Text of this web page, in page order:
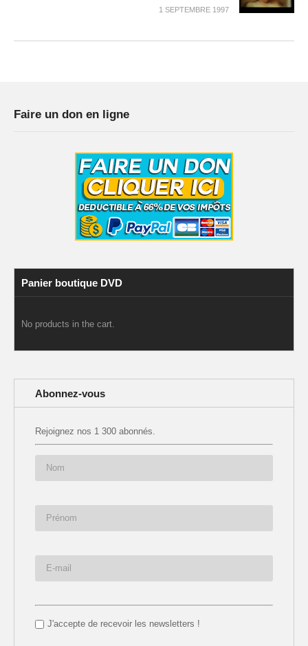
1 SEPTEMBRE 1997
Faire un don en ligne
Panier boutique DVD
No products in the cart.
Abonnez-vous
Rejoignez nos 1 300 abonnés.
J'accepte de recevoir les newsletters !